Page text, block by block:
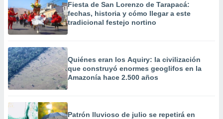
Fiesta de San Lorenzo de Tarapacá:
fechas, historia y cómo llegar a este
tradicional festejo nortino
Quiénes eran los Aquiry: la civilización
que construyó enormes geoglifos en la
Amazonía hace 2.500 años
Patrón lluvioso de julio se repetirá en